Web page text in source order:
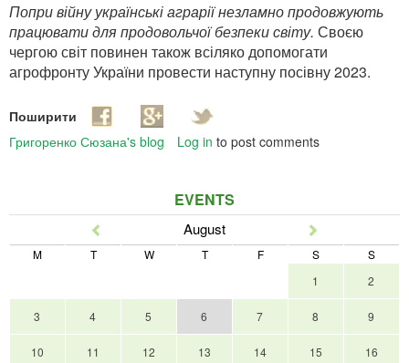
Попри війну українські аграрії незламно продовжують
працювати для продовольчої безпеки світу. Своєю
чергою світ повинен також всіляко допомогати
агрофронту України провести наступну посівну 2023.
Поширити
Григоренко Сюзана's blog
Log in to post comments
EVENTS
August
M T W T F S
S
1
2
3 4 5 6 7 8 9
10 11 12 13 14 15 16